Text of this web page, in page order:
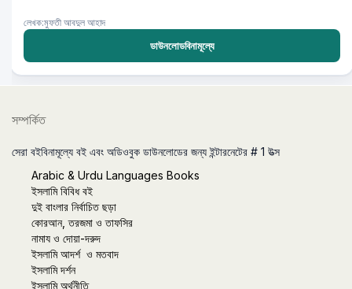
লেখক:মুফতী আবদুল আহাদ
ডাউনলোডবিনামূল্যে
সম্পর্কিত
সেরা বইবিনামূল্যে বই এবং অডিওবুক ডাউনলোডের জন্য ইন্টারনেটের # 1 উত্স
Arabic & Urdu Languages Books
ইসলামি বিবিধ বই
দুই বাংলার নির্বাচিত ছড়া
কোরআন, তরজমা ও তাফসির
নামায ও দোয়া-দরুদ
ইসলামি আদর্শ ও মতবাদ
ইসলামি দর্শন
ইসলামি অর্থনীতি